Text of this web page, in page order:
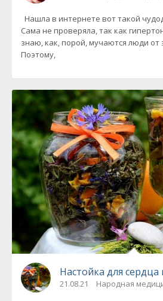
Нашла в интернете вот такой
Сама не проверяла, так как
знаю, как, порой, мучаются люди от
Поэтому,
Настойка для
21.08.21 Народная